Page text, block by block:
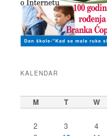
KALENDAR
M T W
2
3 4